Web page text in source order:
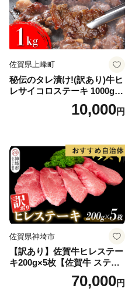
佐賀県上峰町
秘伝のタレ漬け!(訳あり)牛ヒ
レサイコロステーキ 1000g
10,000円
佐賀県神埼市
【訳あり】佐賀牛ヒレステー
キ200g×5枚【佐賀牛 ステー
キ ブランド肉 ヒレ肉 フィレ
肉 ジューシー ヘルシー】(H0
70,000円